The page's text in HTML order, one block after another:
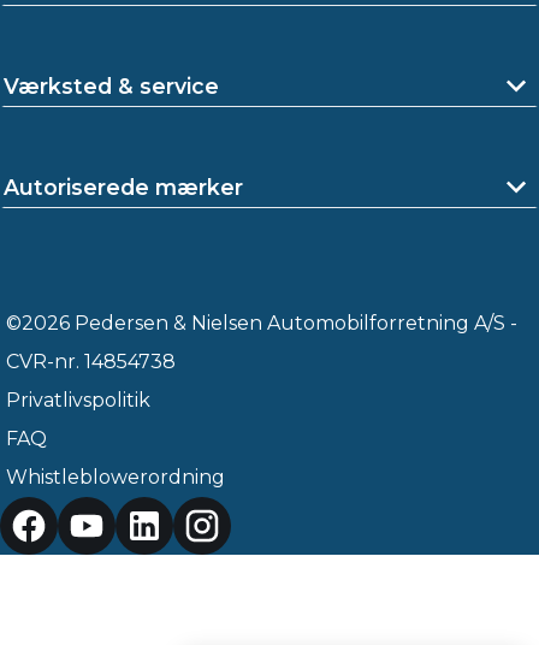
Værksted & service
Autoriserede mærker
©2026 Pedersen & Nielsen Automobilforretning A/S -
CVR-nr. 14854738
Privatlivspolitik
FAQ
Whistleblowerordning